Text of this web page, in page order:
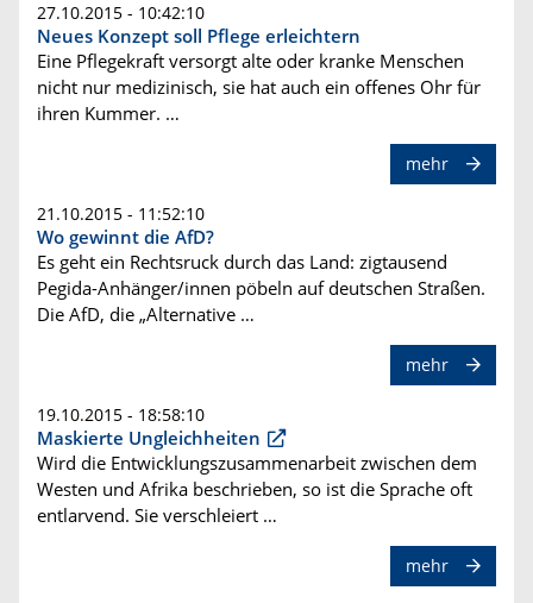
27.10.2015 - 10:42:10
Neues Konzept soll Pflege erleichtern
Eine Pflegekraft versorgt alte oder kranke Menschen
nicht nur medizinisch, sie hat auch ein offenes Ohr für
ihren Kummer. …
mehr
21.10.2015 - 11:52:10
Wo gewinnt die AfD?
Es geht ein Rechtsruck durch das Land: zigtausend
Pegida-Anhänger/innen pöbeln auf deutschen Straßen.
Die AfD, die „Alternative …
mehr
19.10.2015 - 18:58:10
Maskierte Ungleichheiten
Wird die Entwicklungszusammenarbeit zwischen dem
Westen und Afrika beschrieben, so ist die Sprache oft
entlarvend. Sie verschleiert …
mehr